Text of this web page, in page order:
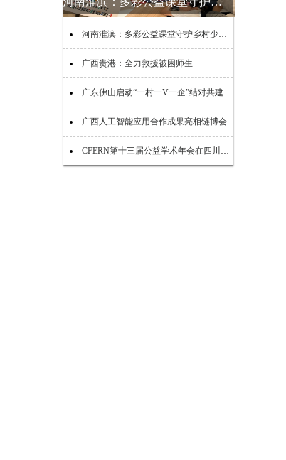
河南淮滨：多彩公益课堂守护乡村少年夏日时光
广西贵港：全力救援被困师生
广东佛山启动“一村一V一企”结对共建助力“百千万工程”活动
广西人工智能应用合作成果亮相链博会
CFERN第十三届公益学术年会在四川峨眉山启幕